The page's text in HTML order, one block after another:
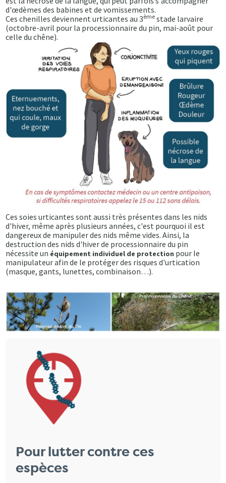
d'œdèmes des babines et de vomissements.
Ces chenilles deviennent urticantes au 3ème stade larvaire
(octobre-avril pour la processionnaire du pin, mai-août pour
celle du chêne).
Ces soies urticantes sont aussi très présentes dans les nids
d'hiver, même après plusieurs années, c'est pourquoi il est
dangereux de manipuler des nids même vides. Ainsi, la
destruction des nids d'hiver de processionnaire du pin
nécessite un équipement individuel de protection pour le
manipulateur afin de le protéger des risques d'urtication
(masque, gants, lunettes, combinaison…).
Pour lutter contre ces
espèces